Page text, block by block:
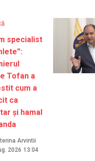
specialist
Tofan a
cum a
ca
și hamal
Arvintii
2026 13:04